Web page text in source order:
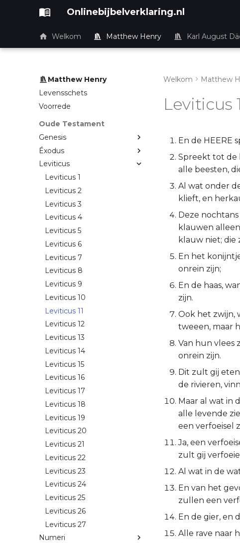
Onlinebijbelverklaring.nl
Welkom Matthew Henry Karl August
Matthew Henry
Levensschets
Voorrede
Oude Testament
Genesis
Éxodus
Leviticus
Leviticus 1
Leviticus 2
Leviticus 3
Leviticus 4
Leviticus 5
Leviticus 6
Leviticus 7
Leviticus 8
Leviticus 9
Leviticus 10
Leviticus 11
Leviticus 12
Leviticus 13
Leviticus 14
Leviticus 15
Leviticus 16
Leviticus 17
Leviticus 18
Leviticus 19
Leviticus 20
Leviticus 21
Leviticus 22
Leviticus 23
Leviticus 24
Leviticus 25
Leviticus 26
Leviticus 27
Numeri
Welkom Matthew
Leviticus
En de HEERE
Spreekt tot de
alle beesten,
Al wat onder
klieft, en
Deze
klauwen
klauw niet; die
En het
onrein zijn;
En de haas,
zijn.
Ook het zwijn,
tweeen, maar
Van hun vlees
onrein zijn.
Dit zult gij
de rivieren,
Maar al wat in
alle levende
een verfoeisel
Ja, een
zult gij
Al wat in de
En van het
zullen een
En de gier, en
Alle rave naar